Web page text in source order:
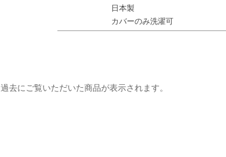
日本製
カバーのみ洗濯可
過去にご覧いただいた商品が表示されます。